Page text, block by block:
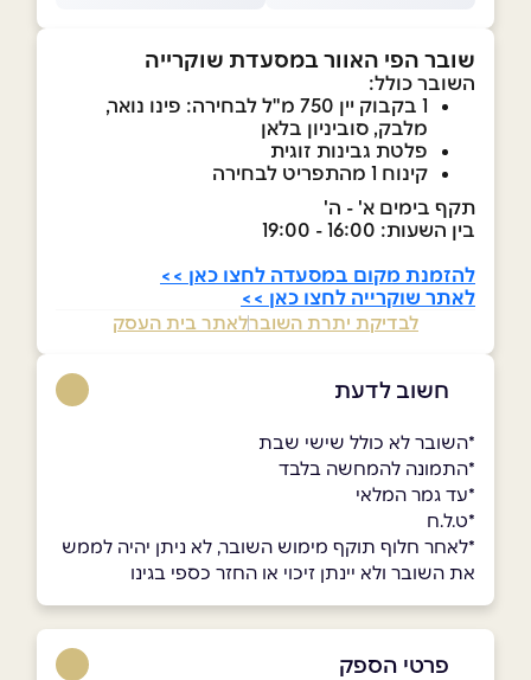
שובר הפי האוור במסעדת שוקרייה
השובר כולל:
1 בקבוק יין 750 מ"ל לבחירה: פינו נואר,
מלבק, סוביניון בלאן
פלטת גבינות זוגית
קינוח 1 מהתפריט לבחירה
תקף בימים א' - ה'
בין השעות: 16:00 - 19:00
להזמנת מקום במסעדה לחצו כאן >>
לאתר שוקרייה לחצו כאן >>
לבדיקת יתרת השוברלאתר בית העסק
חשוב לדעת
*השובר לא כולל שישי שבת
*התמונה להמחשה בלבד
*עד גמר המלאי
*ט.ל.ח
*לאחר חלוף תוקף מימוש השובר, לא ניתן יהיה לממש
את השובר ולא יינתן זיכוי או החזר כספי בגינו
פרטי הספק